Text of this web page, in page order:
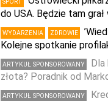
do USA. Będzie tam
WYDARZENIA ZDROWIE
Kolejne spotkanie
ARTYKUŁ SPONSOROWANY
Dla
złota? Poradnik od
ARTYKUŁ SPONSOROWANY